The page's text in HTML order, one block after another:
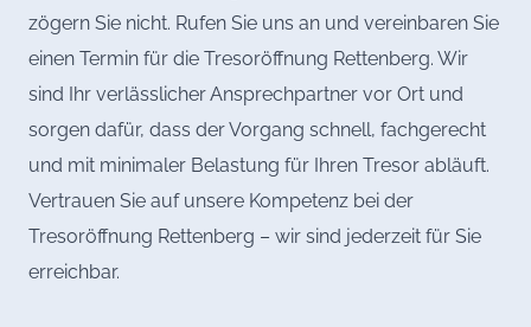
zögern Sie nicht. Rufen Sie uns an und vereinbaren Sie
einen Termin für die Tresoröffnung Rettenberg. Wir
sind Ihr verlässlicher Ansprechpartner vor Ort und
sorgen dafür, dass der Vorgang schnell, fachgerecht
und mit minimaler Belastung für Ihren Tresor abläuft.
Vertrauen Sie auf unsere Kompetenz bei der
Tresoröffnung Rettenberg – wir sind jederzeit für Sie
erreichbar.